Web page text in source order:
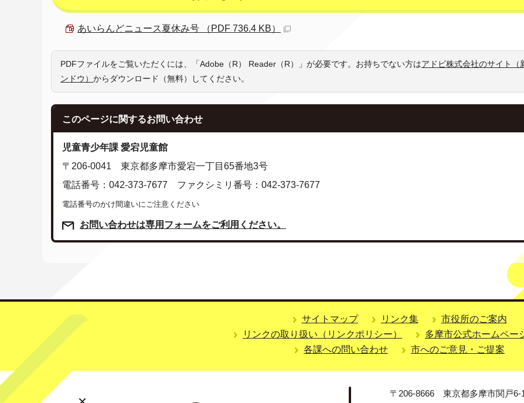
あいらんどニュース夏休み号 （PDF 736.4 KB）
PDFファイルをご覧いただくには、「Adobe（R） Reader（R）」が必要です。お持ちでない方はアドビ株式会社のサイト（
ンドウ） からダウンロード（無料）してください。
このページに関するお問い合わせ
児童青少年課 愛宕児童館
〒206-0041 東京都多摩市愛宕一丁目65番地3号
電話番号：042-373-7677 ファクシミリ番号：042-373-7677
電話番号のかけ間違いにご注意ください
お問い合わせは専用フォームをご利用ください。
サイトマップ リンク集
市役所のご案内
リンクの取り扱い（リンクポリシー）
多摩市公式ホームペー
各課への問い合わせ
市へのご意見・ご提案
〒206-8666 東京都多摩市関戸6-